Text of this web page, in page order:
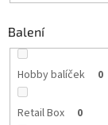
Balení
Hobby balíček 0
Retail Box 0